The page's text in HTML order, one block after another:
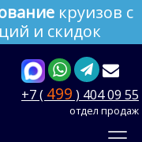
круизов с
и скидок
+7 ( 499 ) 404 09 55
отдел продаж